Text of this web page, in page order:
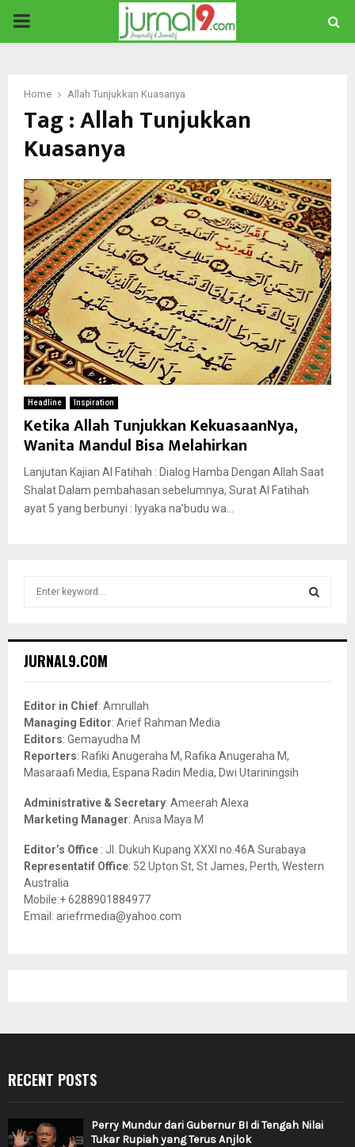
PRIMARY
Home Allah Tunjukkan Kuasanya
Tag : Allah Tunjukkan
Kuasanya
Headline Inspiration
Ketika Allah Tunjukkan KekuasaanNya,
Wanita Mandul Bisa Melahirkan
Lanjutan Kajian Al Fatihah : Dialog Hamba Dengan Allah Saat
Shalat Dalam pembahasan sebelumnya, Surat Al Fatihah
ayat 5 yang berbunyi : Iyyaka na’budu wa...
h
o
r
:
JURNAL9.COM
Editor in Chief: Amrullah
Managing Editor: Arief Rahman Media
Editors: Gemayudha M
Reporters: Rafiki Anugeraha M, Rafika Anugeraha M,
Masaraafi Media, Espana Radin Media, Dwi Utariningsih
Administrative & Secretary: Ameerah Alexa
Marketing Manager: Anisa Maya M
Editor’s Office : Jl. Dukuh Kupang XXXI no.46A Surabaya
Representatif Office: 52 Upton St, St James, Perth, Western
Australia
Mobile:+ 6288901884977
Email: ariefrmedia@yahoo.com
RECENT POSTS
Perry Mundur dari Gubernur BI di Tengah Nilai
Tukar Rupiah yang Terus Anjlok